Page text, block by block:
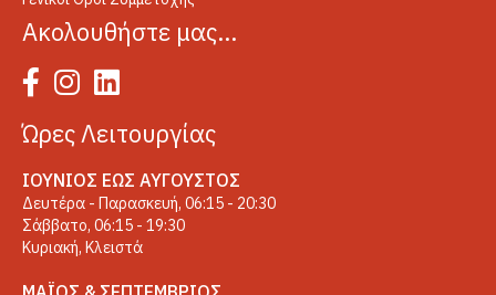
Ακολουθήστε μας…
Ώρες Λειτουργίας
ΙΟΎΝΙΟΣ ΈΩΣ ΑΎΓΟΥΣΤΟΣ
Δευτέρα - Παρασκευή, 06:15 - 20:30
Σάββατο, 06:15 - 19:30
Κυριακή, Κλειστά